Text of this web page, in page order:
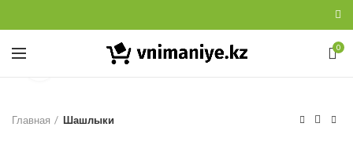
0
Главная Шашлыки